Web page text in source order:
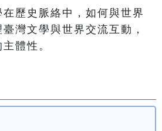
歷史脈絡中，如何與世界
灣文學與世界交流互動，
體性。